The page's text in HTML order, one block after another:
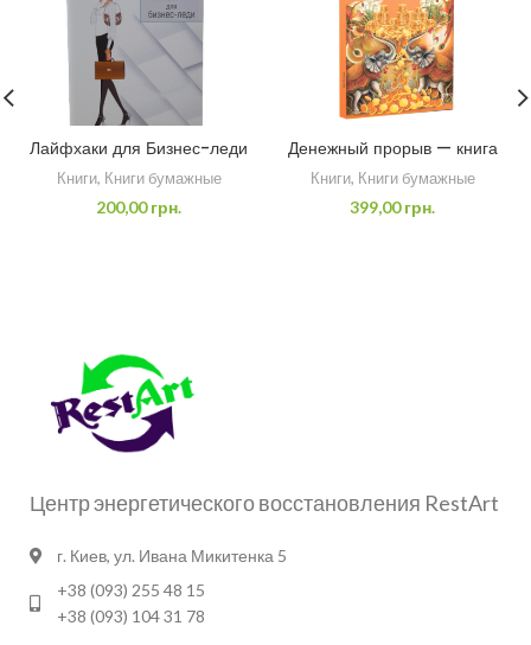
Лайфхаки для Бизнес-леди
Книги, Книги бумажные
200,00грн.
Денежный прорыв — книга
Книги, Книги бумажные
399,00грн.
Центр энергетического восстановления RestArt
г. Киев, ул. Ивана Микитенка 5
+38 (093) 255 48 15
+38 (093) 104 31 78